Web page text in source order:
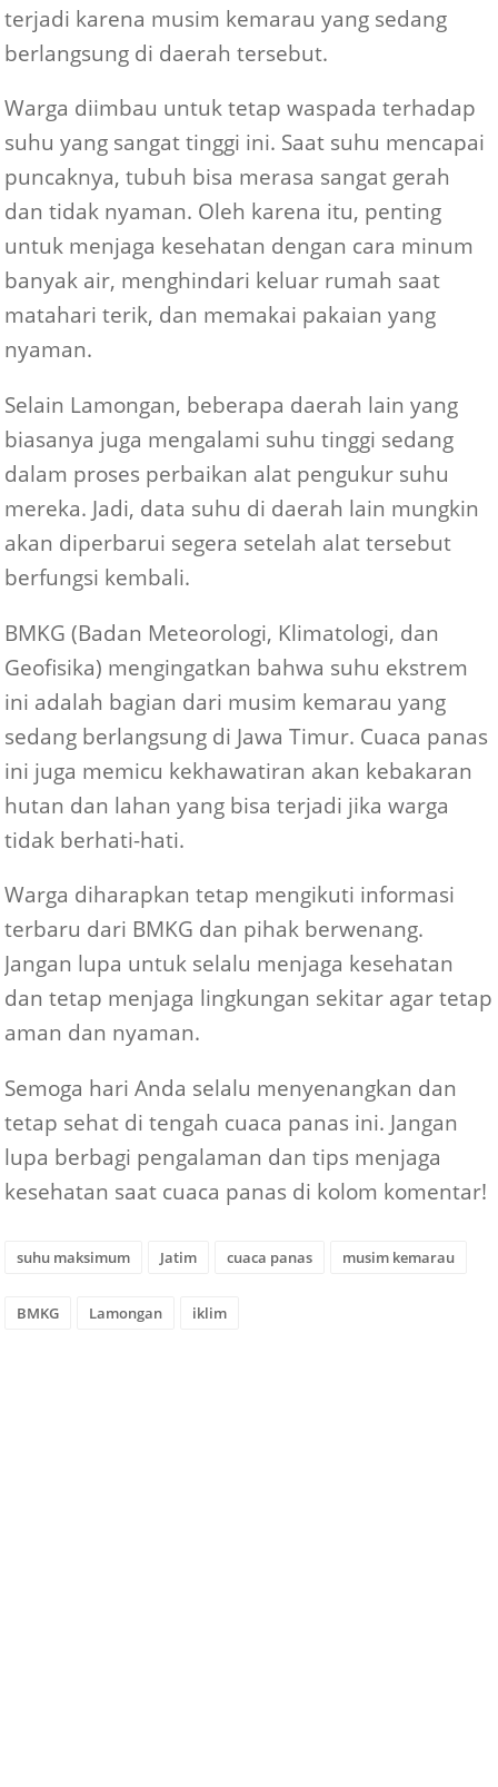
terjadi karena musim kemarau yang sedang
berlangsung di daerah tersebut.
Warga diimbau untuk tetap waspada terhadap
suhu yang sangat tinggi ini. Saat suhu mencapai
puncaknya, tubuh bisa merasa sangat gerah
dan tidak nyaman. Oleh karena itu, penting
untuk menjaga kesehatan dengan cara minum
banyak air, menghindari keluar rumah saat
matahari terik, dan memakai pakaian yang
nyaman.
Selain Lamongan, beberapa daerah lain yang
biasanya juga mengalami suhu tinggi sedang
dalam proses perbaikan alat pengukur suhu
mereka. Jadi, data suhu di daerah lain mungkin
akan diperbarui segera setelah alat tersebut
berfungsi kembali.
BMKG (Badan Meteorologi, Klimatologi, dan
Geofisika) mengingatkan bahwa suhu ekstrem
ini adalah bagian dari musim kemarau yang
sedang berlangsung di Jawa Timur. Cuaca panas
ini juga memicu kekhawatiran akan kebakaran
hutan dan lahan yang bisa terjadi jika warga
tidak berhati-hati.
Warga diharapkan tetap mengikuti informasi
terbaru dari BMKG dan pihak berwenang.
Jangan lupa untuk selalu menjaga kesehatan
dan tetap menjaga lingkungan sekitar agar tetap
aman dan nyaman.
Semoga hari Anda selalu menyenangkan dan
tetap sehat di tengah cuaca panas ini. Jangan
lupa berbagi pengalaman dan tips menjaga
kesehatan saat cuaca panas di kolom komentar!
suhu maksimum Jatim cuaca panas musim kemarau
BMKG Lamongan iklim